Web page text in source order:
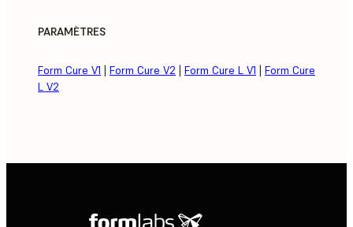
PARAMÈTRES
Form Cure V1 | Form Cure V2 | Form Cure L V1 | Form Cure
L V2